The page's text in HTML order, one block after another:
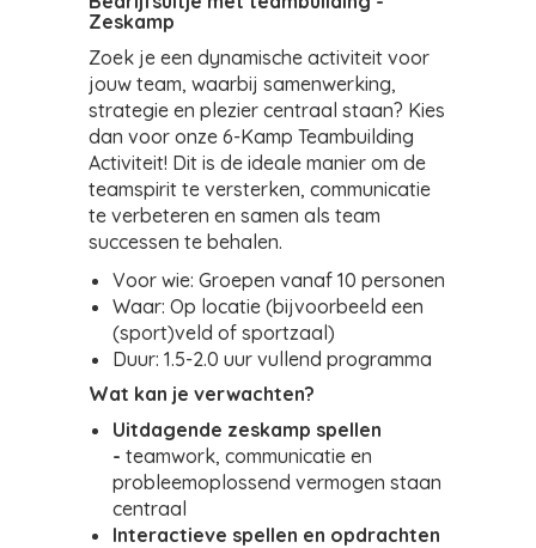
Zeskamp
Zoek je een dynamische activiteit voor
jouw team, waarbij samenwerking,
strategie en plezier centraal staan? Kies
dan voor onze 6-Kamp Teambuilding
Activiteit! Dit is de ideale manier om de
teamspirit te versterken, communicatie
te verbeteren en samen als team
successen te behalen.
Voor wie: Groepen vanaf 10 personen
Waar: Op locatie (bijvoorbeeld een
(sport)veld of sportzaal)
Duur: 1.5-2.0 uur vullend programma
Wat kan je verwachten?
Uitdagende zeskamp spellen
- teamwork, communicatie en
probleemoplossend vermogen staan
centraal
Interactieve spellen en opdrachten